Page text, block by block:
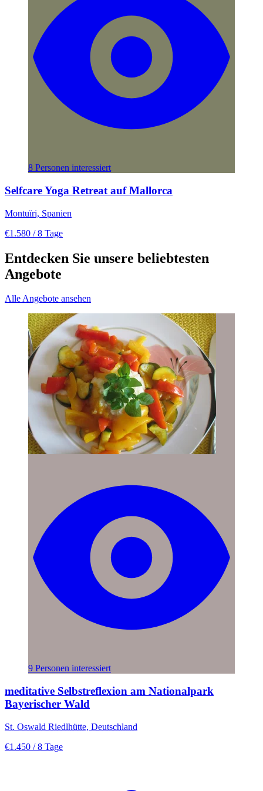
8 Personen interessiert
Selfcare Yoga Retreat auf Mallorca
Montuïri, Spanien
€1.580 / 8 Tage
Entdecken Sie unsere beliebtesten
Angebote
Alle Angebote ansehen
9 Personen interessiert
meditative Selbstreflexion am Nationalpark
Bayerischer Wald
St. Oswald Riedlhütte, Deutschland
€1.450 / 8 Tage